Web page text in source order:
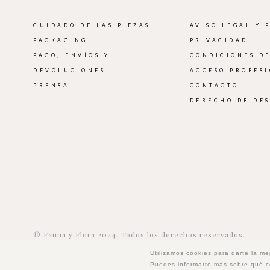
CUIDADO DE LAS PIEZAS
PACKAGING
PAGO, ENVÍOS Y
DEVOLUCIONES
PRENSA
AVISO LEGAL Y
PRIVACIDAD
CONDICIONES
ACCESO
CONTACTO
DERECHO DE
© Fauna y Flora 2024. Todos los derechos reservados.
Diseño: Mery Garriga. Fotografías: Lydia Cazorla, Miquel
Utilizamos cookies para darte la
Puedes informarte más sobre qué